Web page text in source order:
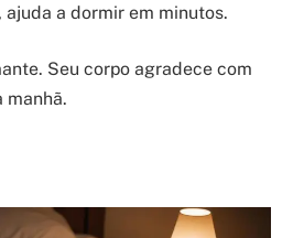
ajuda a dormir em minutos.
Seu corpo agradece com
manhã.